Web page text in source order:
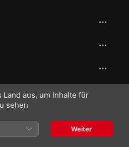
Land aus, um Inhalte für
sehen
Weiter